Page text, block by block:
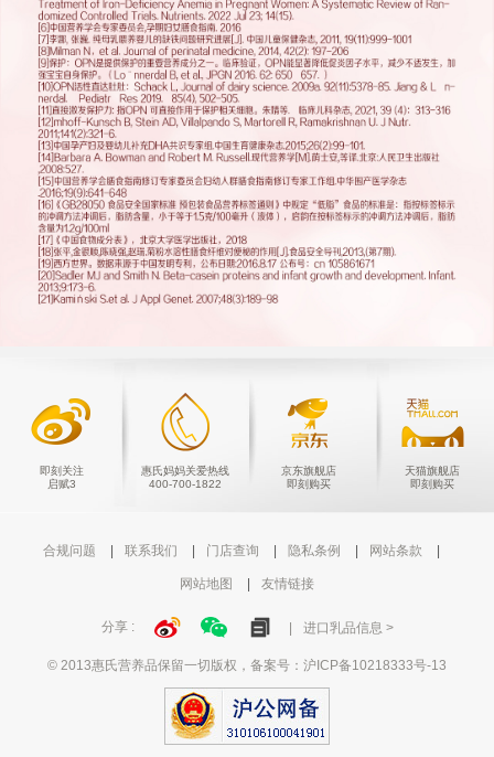
即刻关注
启赋3
惠氏妈妈关爱热线
400-700-1822
京东旗舰店
即刻购买
天猫旗舰店
即刻购买
合规问题 联系我们 门店查询 隐私条例 网站条款
网站地图 友情链接
分享 : 进口乳品信息 >
© 2013惠氏营养品保留一切版权，备案号： 沪ICP备10218333号-13